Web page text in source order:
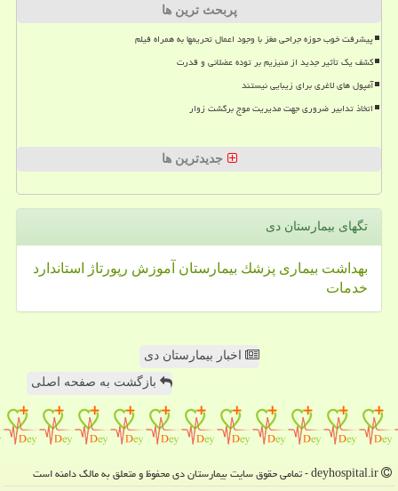
پربحث ترین ها
پیشرفت خوب حوزه جراحی مغز با وجود اعمال تحریمها به همراه فیلم
کشف یک تأثیر جدید از منیزیم بر توده عضلانی و قدرت
آمپول های لاغری برای زیبایی نیستند
اتخاذ تدابیر ضروری جهت مدیریت موج برگشت زوار
جدیدترین ها
تگهای بیمارستان دی
بهداشت بیماری پزشك بیمارستان آموزش رپورتاژ
استاندارد
خدمات
اخبار بیمارستان دی
بازگشت به صفحه اصلی